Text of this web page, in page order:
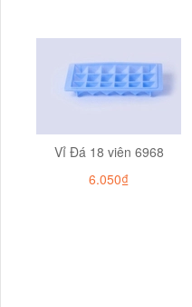
Vỉ Đá 18 viên 6968
6.050₫